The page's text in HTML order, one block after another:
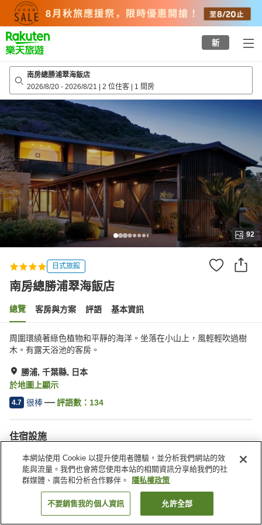
top
page
新
南房總勝浦翠海飯店
2026/8/20 - 2026/8/21 | 2 位住客 | 1 間房
92
日式旅館
南房總勝浦翠海飯店
總覽 客房與方案 評語 基本資訊
周圍環繞著綠色植物和平靜的海洋。坐落在小山上，風輕輕吹過樹
木。有露天浴池的客房。
勝浦, 千葉縣, 日本
於地圖上顯示
4.7 很棒 評語數： 134
住宿設施
宅配服務
喚醒服務
私人餐廳
休息室
找客房
本網站使用 Cookie 以提升使用者體驗，並分析我們網站的效
能與流量。我們也會將您使用本站的相關資訊分享給我們的社
群媒體、廣告和分析合作夥伴。
隱私權政策
不要銷售我的個人資訊 允許全部